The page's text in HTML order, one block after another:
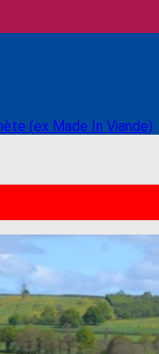
(ex Made In Viande)